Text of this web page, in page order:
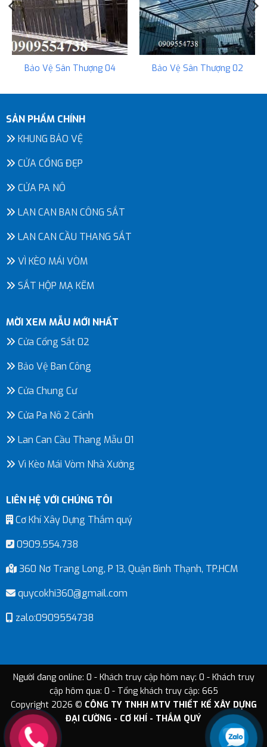
Bảo Vệ Sân Thượng 04 Bảo Vệ Sân Thượng 02
SẢN PHẨM CHÍNH
KHUNG BẢO VỆ
CỬA CỔNG ĐẸP
CỬA PA NÔ
LAN CAN BAN CÔNG SẮT
LAN CAN CẦU THANG SẮT
VÌ KÈO MÁI VÒM
SẮT HỘP MẠ KẼM
MỜI XEM MẪU MỚI NHẤT
Cửa Cổng Sắt 02
Bảo Vệ Ban Công
Cửa Chung Cư
Cửa Pa Nô 2 Cánh
Lan Can Cầu Thang Mẫu 01
Vì Kèo Mái Vòm Nhà Xưởng
LIÊN HỆ VỚI CHÚNG TÔI
Cơ Khí Xây Dựng Thắm quý
0909.554.738
360 Nơ Trang Long, P 13, Quận Bình Thạnh, TP.HCM
quycokhi360@gmail.com
zalo:0909554738
Người đang online: 0 - Khách truy cập hôm nay: 0 - Khách truy
cập hôm qua: 0 - Tổng khách truy cập: 665
Copyright 2026 © CÔNG TY TNHH MTV THIẾT KẾ XÂY DỰNG
ĐẠI CƯỜNG - CƠ KHÍ - THẮM QUÝ